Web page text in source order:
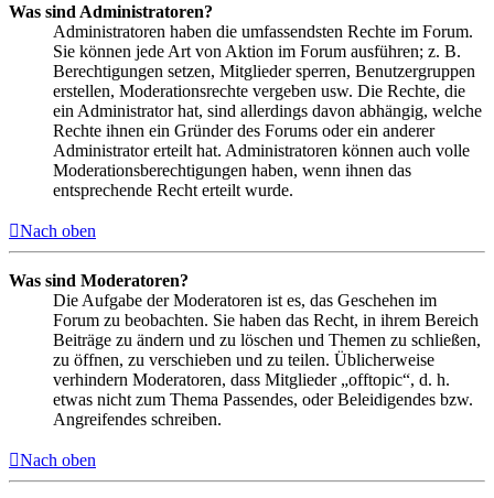
Was sind Administratoren?
Administratoren haben die umfassendsten Rechte im Forum.
Sie können jede Art von Aktion im Forum ausführen; z. B.
Berechtigungen setzen, Mitglieder sperren, Benutzergruppen
erstellen, Moderationsrechte vergeben usw. Die Rechte, die
ein Administrator hat, sind allerdings davon abhängig, welche
Rechte ihnen ein Gründer des Forums oder ein anderer
Administrator erteilt hat. Administratoren können auch volle
Moderationsberechtigungen haben, wenn ihnen das
entsprechende Recht erteilt wurde.
Nach oben
Was sind Moderatoren?
Die Aufgabe der Moderatoren ist es, das Geschehen im
Forum zu beobachten. Sie haben das Recht, in ihrem Bereich
Beiträge zu ändern und zu löschen und Themen zu schließen,
zu öffnen, zu verschieben und zu teilen. Üblicherweise
verhindern Moderatoren, dass Mitglieder „offtopic“, d. h.
etwas nicht zum Thema Passendes, oder Beleidigendes bzw.
Angreifendes schreiben.
Nach oben